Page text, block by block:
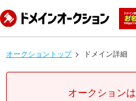
オークショントップ ドメイン詳細
オークション